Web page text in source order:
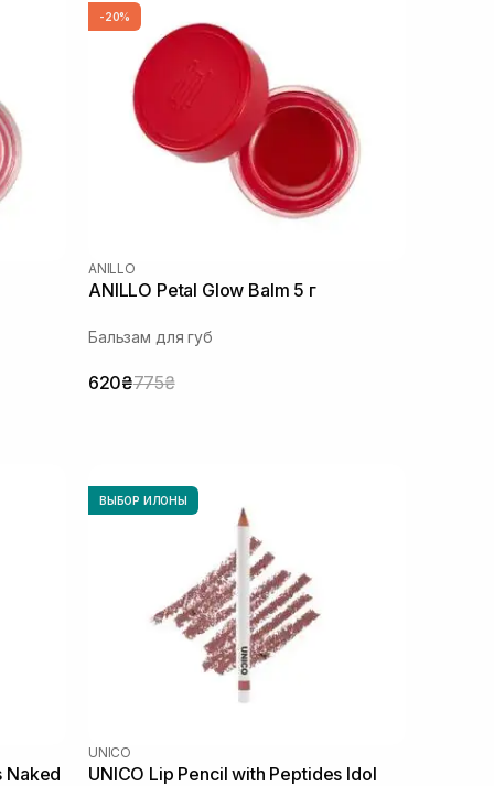
-20%
ANILLO
ANILLO Petal Glow Balm 5 г
Бальзам для губ
620₴775₴
Naked
ВЫБОР ИЛОНЫ
UNICO
UNICO Lip Pencil with Peptides Idol